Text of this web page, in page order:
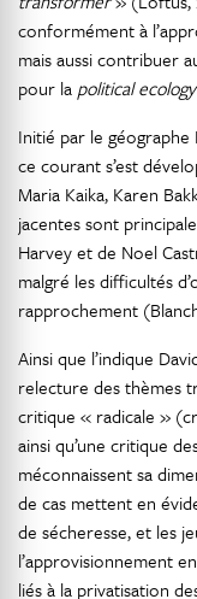
conformément à
mais aussi contribuer
pour la political ecology
Initié par le géographe
ce courant s’est
Maria Kaika, Karen
jacentes sont
Harvey et de Noel
malgré les difficultés
rapprochement
Ainsi que l’indique
relecture des thèmes
critique « radicale »
ainsi qu’une critique
méconnaissent sa
de cas mettent en
de sécheresse, et les
l’approvisionnement
liés à la privatisation